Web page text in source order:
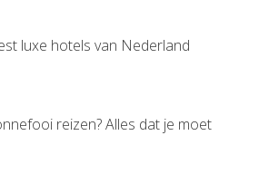
luxe hotels van Nederland
reizen? Alles dat je moet